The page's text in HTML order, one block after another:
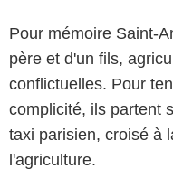
Pour mémoire Saint-
père et d'un fils,
conflictuelles. Pour
complicité, ils partent
taxi parisien, croisé à
l'agriculture.